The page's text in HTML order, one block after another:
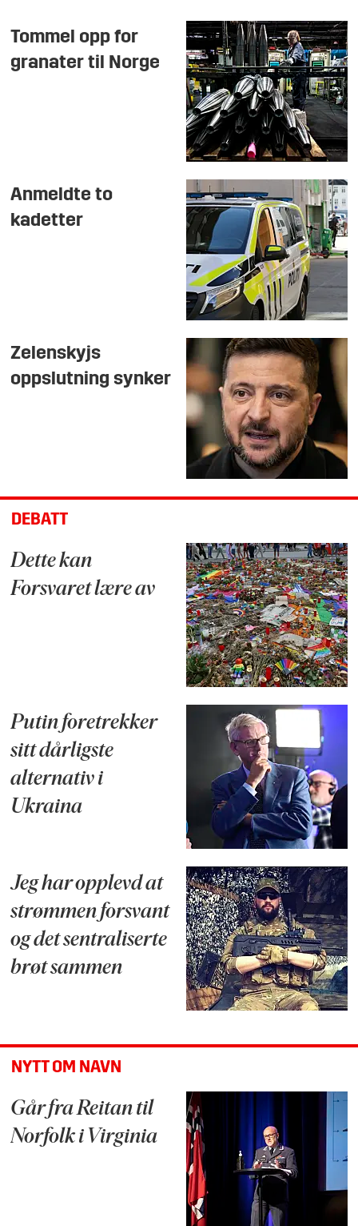
Tommel opp for
granater til Norge
Anmeldte to
kadetter
Zelenskyjs
oppslutning synker
DEBATT
Dette kan
Forsvaret lære av
Putin foretrekker
sitt dårligste
alternativ i
Ukraina
Jeg har opplevd at
strømmen forsvant
og det sentraliserte
brøt sammen
NYTT OM NAVN
Går fra Reitan til
Norfolk i Virginia